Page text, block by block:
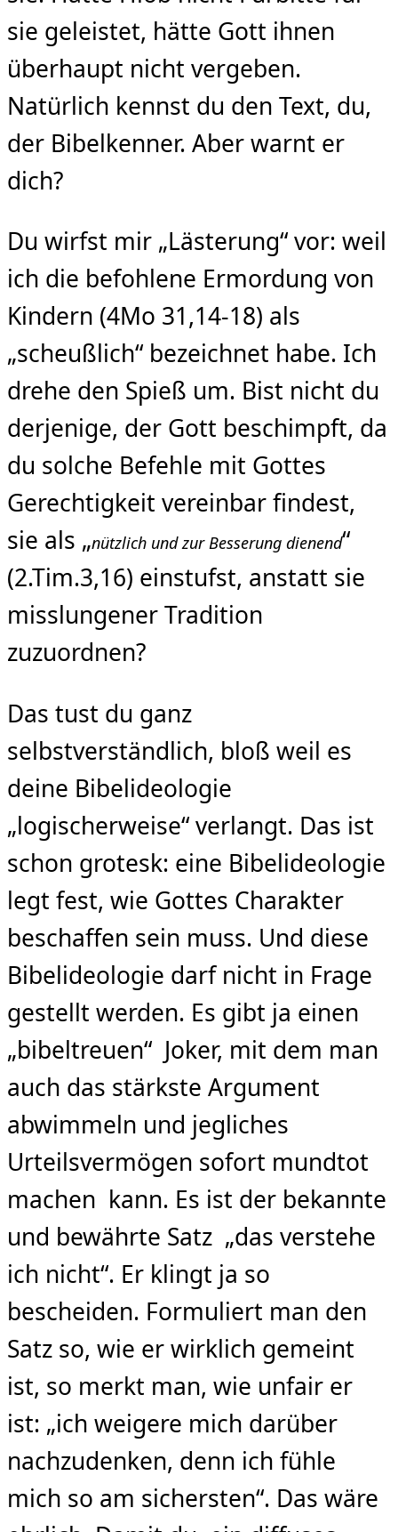
sie geleistet, hätte Gott ihnen
überhaupt nicht vergeben.
Natürlich kennst du den Text, du,
der Bibelkenner. Aber warnt er
dich?
Du wirfst mir „Lästerung“ vor: weil
ich die befohlene Ermordung von
Kindern (4Mo 31,14-18) als
„scheußlich“ bezeichnet habe. Ich
drehe den Spieß um. Bist nicht du
derjenige, der Gott beschimpft, da
du solche Befehle mit Gottes
Gerechtigkeit vereinbar findest,
sie als „nützlich und zur Besserung dienend“
(2.Tim.3,16) einstufst, anstatt sie
misslungener Tradition
zuzuordnen?
Das tust du ganz
selbstverständlich, bloß weil es
deine Bibelideologie
„logischerweise“ verlangt. Das ist
schon grotesk: eine Bibelideologie
legt fest, wie Gottes Charakter
beschaffen sein muss. Und diese
Bibelideologie darf nicht in Frage
gestellt werden. Es gibt ja einen
„bibeltreuen“ Joker, mit dem man
auch das stärkste Argument
abwimmeln und jegliches
Urteilsvermögen sofort mundtot
machen kann. Es ist der bekannte
und bewährte Satz „das verstehe
ich nicht“. Er klingt ja so
bescheiden. Formuliert man den
Satz so, wie er wirklich gemeint
ist, so merkt man, wie unfair er
ist: „ich weigere mich darüber
nachzudenken, denn ich fühle
mich so am sichersten“. Das wäre